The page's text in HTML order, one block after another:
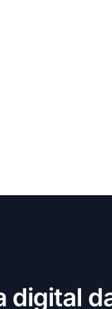
digital